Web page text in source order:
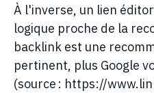
À l'inverse, un lien
logique proche de la
backlink est une
pertinent, plus Google
(source : https://